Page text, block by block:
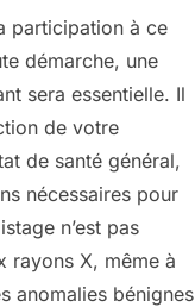
participation à ce
démarche, une
sera essentielle. Il
de votre
de santé général,
nécessaires pour
n’est pas
rayons X, même à
anomalies bénignes